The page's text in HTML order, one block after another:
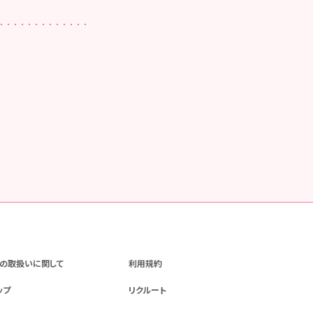
取扱いに関して 利用規約
プ リクルート